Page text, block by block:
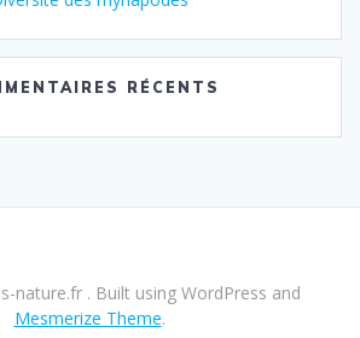
RÉCENTS
nature.fr . Built using WordPress and
Mesmerize Theme.